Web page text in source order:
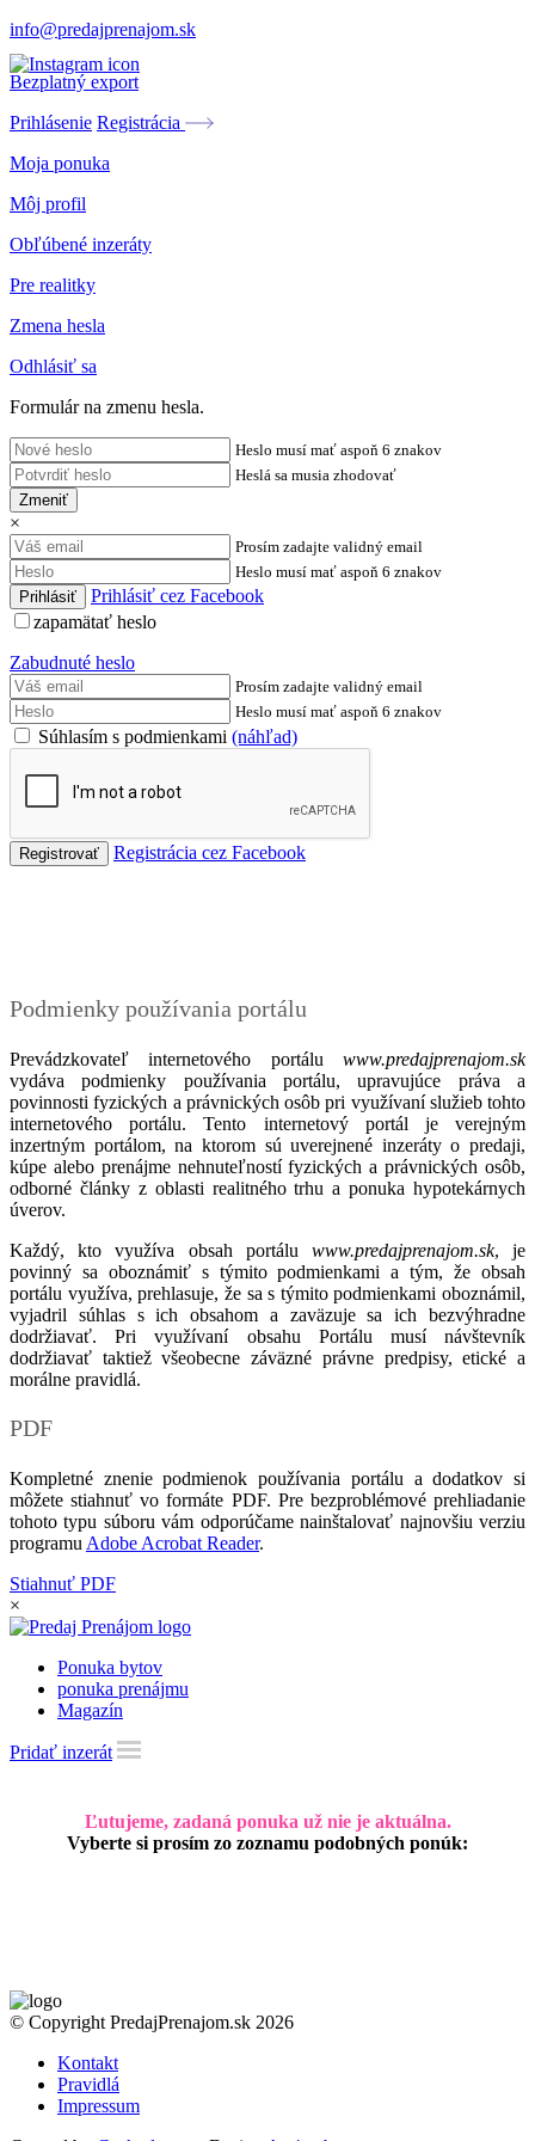
info@predajprenajom.sk
Bezplatný export
Prihlásenie Registrácia
Moja ponuka
Môj profil
Obľúbené inzeráty
Pre realitky
Zmena hesla
Odhlásiť sa
Formulár na zmenu hesla.
Heslo musí mať aspoň 6 znakov
Heslá sa musia zhodovať
Zmeniť
×
Prosím zadajte validný email
Heslo musí mať aspoň 6 znakov
Prihlásiť cez Facebook
zapamätať heslo
Zabudnuté heslo
Prosím zadajte validný email
Heslo musí mať aspoň 6 znakov
Súhlasím s podmienkami (náhľad)
Registrácia cez Facebook
Podmienky používania portálu
Prevádzkovateľ internetového portálu www.predajprenajom.sk
vydáva podmienky používania portálu, upravujúce práva a
povinnosti fyzických a právnických osôb pri využívaní služieb tohto
internetového portálu. Tento internetový portál je verejným
inzertným portálom, na ktorom sú uverejnené inzeráty o predaji,
kúpe alebo prenájme nehnuteľností fyzických a právnických osôb,
odborné články z oblasti realitného trhu a ponuka hypotekárnych
úverov.
Každý, kto využíva obsah portálu www.predajprenajom.sk, je
povinný sa oboznámiť s týmito podmienkami a tým, že obsah
portálu využíva, prehlasuje, že sa s týmito podmienkami oboznámil,
vyjadril súhlas s ich obsahom a zaväzuje sa ich bezvýhradne
dodržiavať. Pri využívaní obsahu Portálu musí návštevník
dodržiavať taktiež všeobecne záväzné právne predpisy, etické a
morálne pravidlá.
PDF
Kompletné znenie podmienok používania portálu a dodatkov si
môžete stiahnuť vo formáte PDF. Pre bezproblémové prehliadanie
tohoto typu súboru vám odporúčame nainštalovať najnovšiu verziu
programu Adobe Acrobat Reader.
Stiahnuť PDF
×
Ponuka bytov
ponuka prenájmu
Magazín
Pridať inzerát
Ľutujeme, zadaná ponuka už nie je aktuálna.
Vyberte si prosím zo zoznamu podobných ponúk:
© Copyright PredajPrenajom.sk 2026
Kontakt
Pravidlá
Impressum